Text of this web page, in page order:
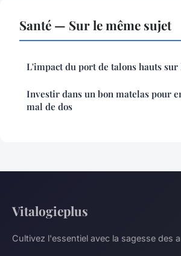
Santé — Sur le même sujet
L'impact du port de talons hauts sur
Investir dans un bon matelas pour
mal de dos
Vitalogieplus
Cultivez l'essentiel avec la sagesse des